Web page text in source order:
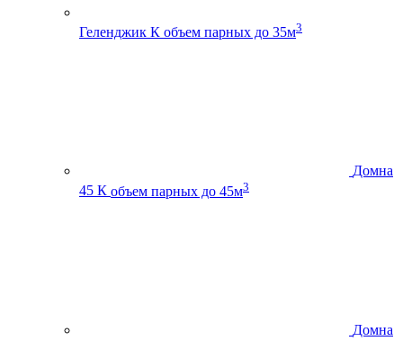
Геленджик К объем парных до 35м3
Домна
45 К объем парных до 45м3
Домна